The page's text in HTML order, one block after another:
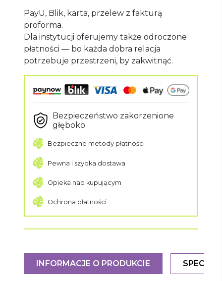
PayU, Blik, karta, przelew z fakturą
proforma.
Dla instytucji oferujemy także odroczone
płatności — bo każda dobra relacja
potrzebuje przestrzeni, by zakwitnąć.
Bezpieczeństwo zakorzenione
głęboko
Bezpieczne metody płatności
Pewna i szybka dostawa
Opieka nad kupującym
Ochrona płatności
INFORMACJE O PRODUKCIE